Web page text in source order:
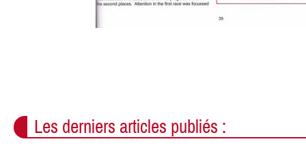
Les derniers articles publiés :